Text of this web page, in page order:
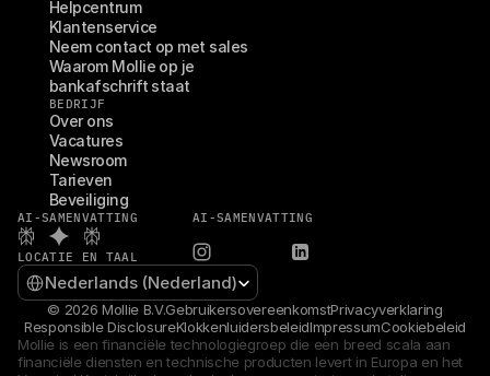
Helpcentrum
Klantenservice
Neem contact op met sales
Waarom Mollie op je
bankafschrift staat
BEDRIJF
Over ons
Vacatures
Newsroom
Tarieven
Beveiliging
AI-SAMENVATTING AI-SAMENVATTING
LOCATIE EN TAAL
Select Language
Nederlands (Nederland)
© 2026 Mollie B.V.GebruikersovereenkomstPrivacyverklaring
Responsible DisclosureKlokkenluidersbeleidImpressumCookiebeleid
Mollie is een financiële technologiegroep die een breed scala aan
financiële diensten en technische producten levert in Europa en het